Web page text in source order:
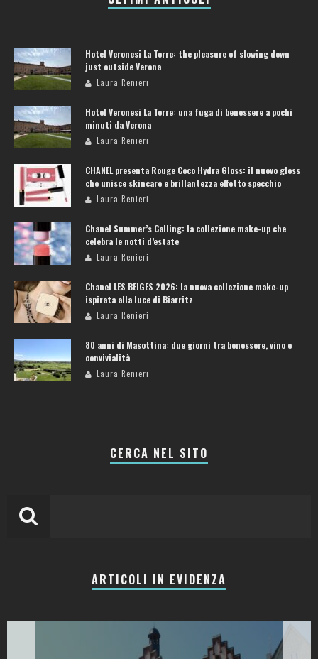
Hotel Veronesi La Torre: the pleasure of slowing down
just outside Verona
Laura Renieri
Hotel Veronesi La Torre: una fuga di benessere a pochi
minuti da Verona
Laura Renieri
CHANEL presenta Rouge Coco Hydra Gloss: il nuovo gloss
che unisce skincare e brillantezza effetto specchio
Laura Renieri
Chanel Summer’s Calling: la collezione make-up che
celebra le notti d’estate
Laura Renieri
Chanel LES BEIGES 2026: la nuova collezione make-up
ispirata alla luce di Biarritz
Laura Renieri
80 anni di Masottina: due giorni tra benessere, vino e
convivialità
Laura Renieri
CERCA NEL SITO
ARTICOLI IN EVIDENZA